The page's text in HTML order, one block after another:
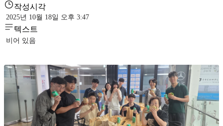
작성시각
2025년 10월 18일 오후 3:47
텍스트
비어 있음